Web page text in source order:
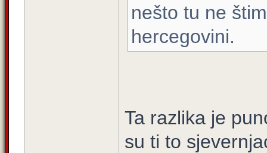
nešto tu ne
hercegovini.
Ta razlika je
su ti to